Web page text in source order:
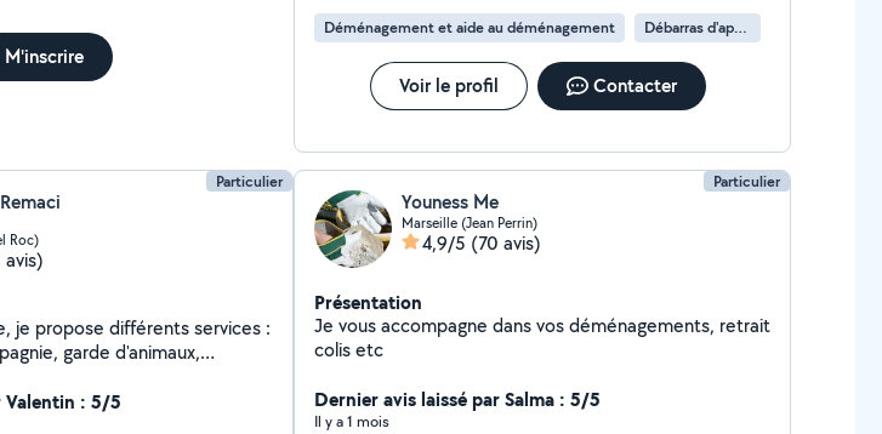
M'inscrire
Déménagement et aide au déménagement Débarras d'appartement
Voir le profil Contacter
Particulier
Roc)
je propose différents services :
garde d'animaux,
fiable et rapide sur
Valentin : 5/5
Particulier
Youness Me
Marseille (Jean Perrin)
4,9/5 (70 avis)
Présentation
Je vous accompagne dans vos déménagements, retrait
colis etc
Dernier avis laissé par Salma : 5/5
Il y a 1 mois